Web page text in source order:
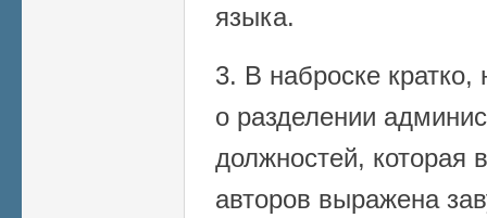
языка.
3. В наброске
о разделении
должностей, которая
авторов выражена